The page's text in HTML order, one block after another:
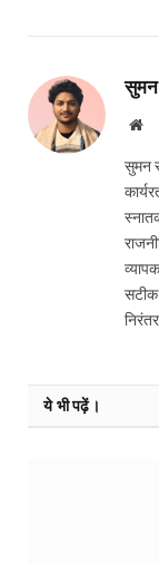
सुमन
सुमन
ये भी पढ़ें।